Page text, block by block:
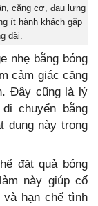
căng cơ, đau lưng
ít hành khách gặp
dài.
nhẹ bằng bóng
cảm giác căng
Đây cũng là lý
chuyển bằng
dụng này trong
đặt quả bóng
này giúp cố
hạn chế tình